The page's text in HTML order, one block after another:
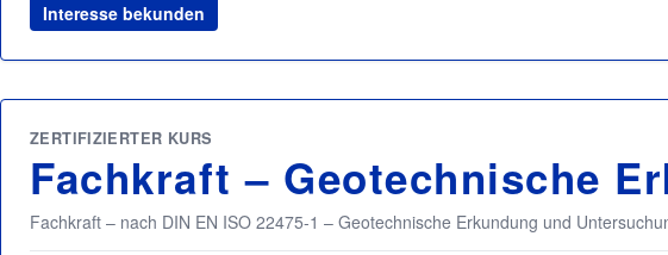
Interesse bekunden
ZERTIFIZIERTER KURS
Fachkraft – Geotechnische
Fachkraft – nach DIN EN ISO 22475-1 – Geotechnische Erkundung und